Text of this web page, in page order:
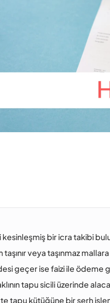
kesinleşmiş bir icra takibi
veya taşınmaz
geçer ise faizi ile ödeme
tapu sicili üzerinde
tapu kütüğüne bir şerh